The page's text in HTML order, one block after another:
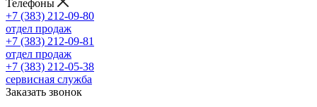
Телефоны
+7 (383) 212-09-80
отдел продаж
+7 (383) 212-09-81
отдел продаж
+7 (383) 212-05-38
сервисная служба
Заказать звонок